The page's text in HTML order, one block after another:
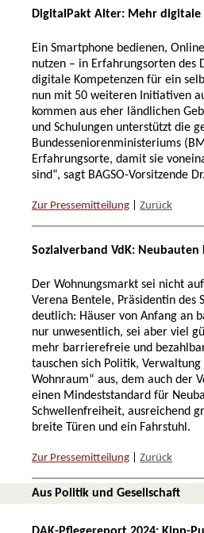
DigitalPakt Alter: Mehr
Ein Smartphone bedienen,
nutzen – in Erfahrungsorten
digitale Kompetenzen für ein
nun mit 50 weiteren Initiativen
kommen aus eher ländlichen
und Schulungen unterstützt die
Bundesseniorenministeriums
Erfahrungsorte, damit sie
sind“, sagt BAGSO-Vorsitzende
Zur Pressemitteilung Zurück
Sozialverband VdK:
Der Wohnungsmarkt sei nicht
Verena Bentele, Präsidentin des
deutlich: Häuser von Anfang an
nur unwesentlich, sei aber viel
mehr barrierefreie und
tauschen sich Politik,
Wohnraum“ aus, dem auch der
einen Mindeststandard für
Schwellenfreiheit, ausreichend
breite Türen und ein Fahrstuhl.
Zur Pressemitteilung Zurück
Aus Politik und Gesellschaft